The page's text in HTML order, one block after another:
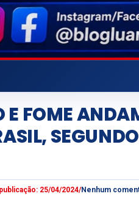
FOME
25/04/2024/Nenhum